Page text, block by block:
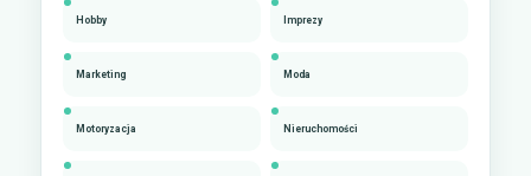
Hobby Imprezy
Marketing Moda
Motoryzacja Nieruchomości